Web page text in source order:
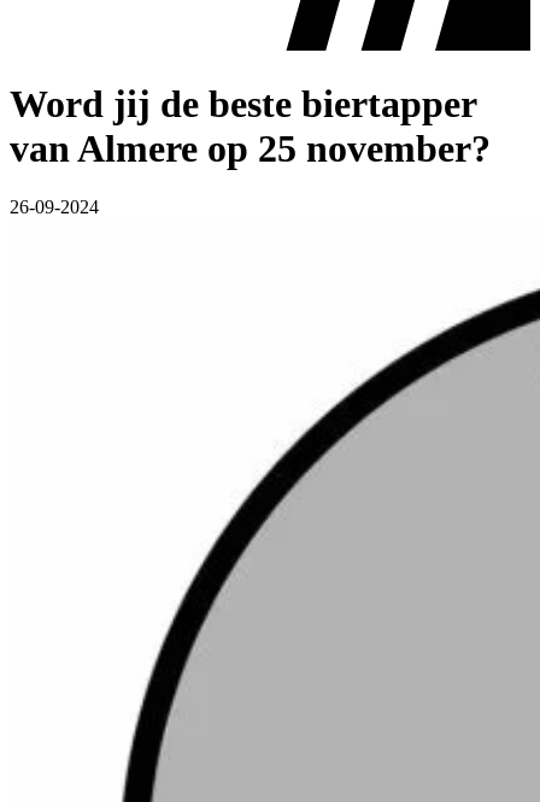
Word jij de beste biertapper
van Almere op 25 november?
26-09-2024